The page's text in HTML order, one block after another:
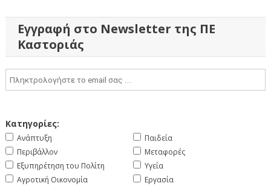
Εγγραφή στο Newsletter της ΠΕ
Καστοριάς
Κατηγορίες:
Ανάπτυξη
Περιβάλλον
Εξυπηρέτηση του Πολίτη
Αγροτική Οικονομία
Παιδεία
Μεταφορές
Υγεία
Εργασία